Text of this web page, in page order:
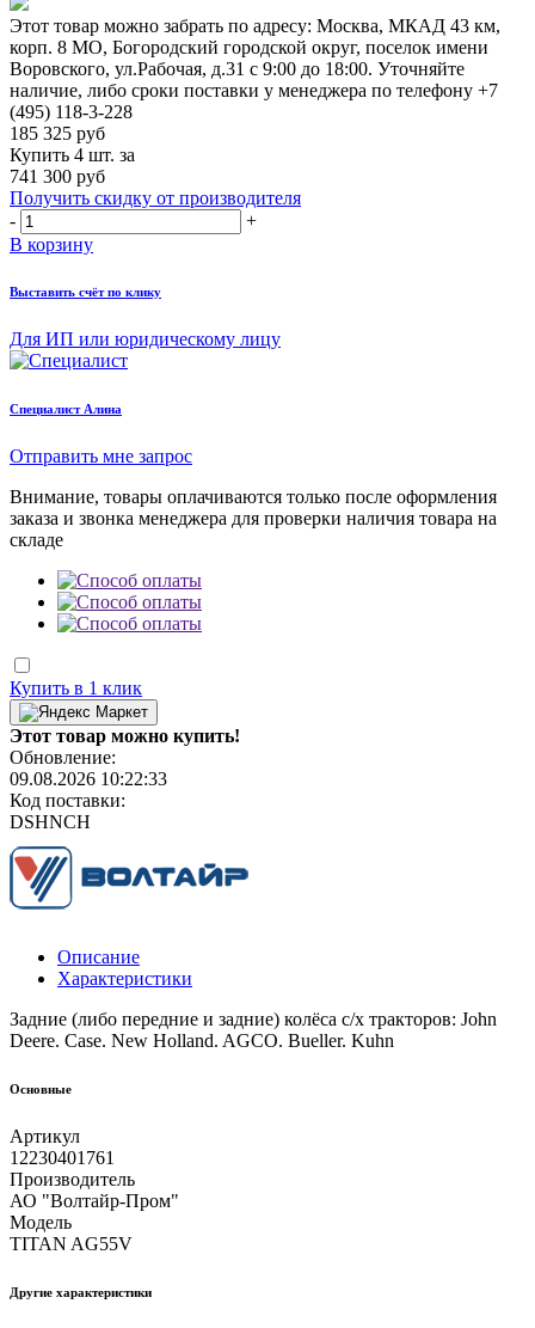
Этот товар можно забрать по адресу: Москва, МКАД 43 км,
корп. 8 МО, Богородский городской округ, поселок имени
Воровского, ул.Рабочая, д.31 с 9:00 до 18:00. Уточняйте
наличие, либо сроки поставки у менеджера по телефону +7
(495) 118-3-228
185 325 руб
Купить 4 шт. за
741 300 руб
Получить скидку от производителя
-
+
В корзину
Выставить счёт по клику
Для ИП или юридическому лицу
Cпециалист Алина
Отправить мне запрос
Внимание, товары оплачиваются только после оформления
заказа и звонка менеджера для проверки наличия товара на
складе
Купить в 1 клик
Этот товар можно купить!
Обновление:
09.08.2026 10:22:33
Код поставки:
DSHNCH
Описание
Характеристики
Задние (либо передние и задние) колёса с/х тракторов: John
Deere. Case. New Holland. AGCO. Bueller. Kuhn
Основные
Артикул
12230401761
Производитель
АО "Волтайр-Пром"
Модель
TITAN AG55V
Другие xарактеристики